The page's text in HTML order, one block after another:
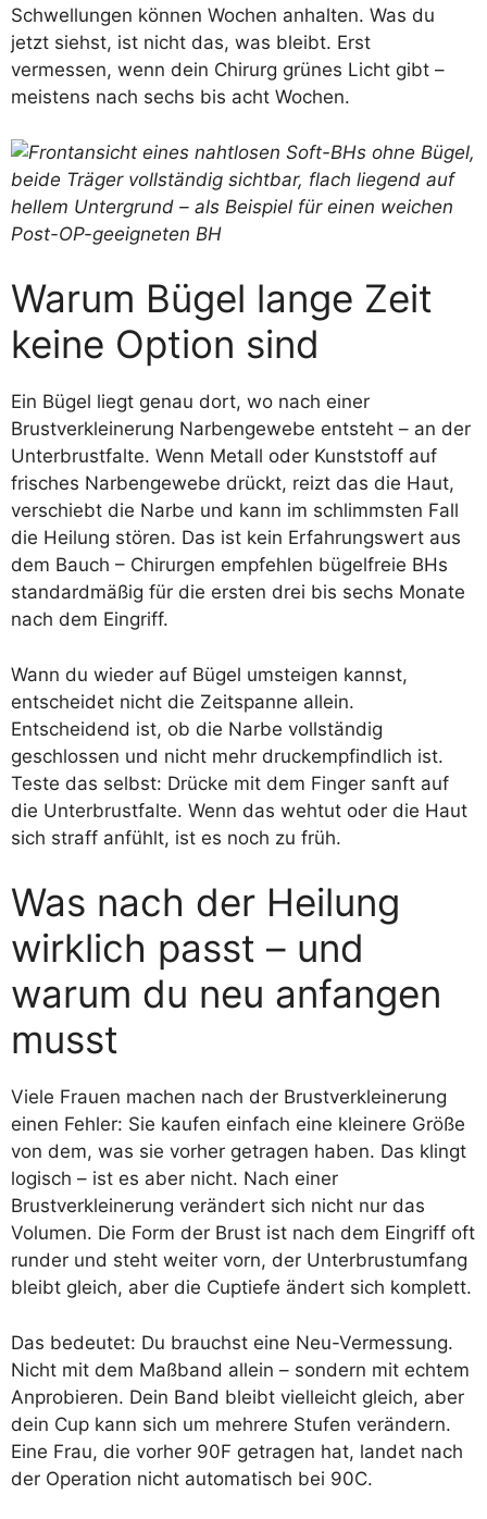
Schwellungen können Wochen anhalten. Was du
jetzt siehst, ist nicht das, was bleibt. Erst
vermessen, wenn dein Chirurg grünes Licht gibt –
meistens nach sechs bis acht Wochen.
Warum Bügel lange Zeit
keine Option sind
Ein Bügel liegt genau dort, wo nach einer
Brustverkleinerung Narbengewebe entsteht – an der
Unterbrustfalte. Wenn Metall oder Kunststoff auf
frisches Narbengewebe drückt, reizt das die Haut,
verschiebt die Narbe und kann im schlimmsten Fall
die Heilung stören. Das ist kein Erfahrungswert aus
dem Bauch – Chirurgen empfehlen bügelfreie BHs
standardmäßig für die ersten drei bis sechs Monate
nach dem Eingriff.
Wann du wieder auf Bügel umsteigen kannst,
entscheidet nicht die Zeitspanne allein.
Entscheidend ist, ob die Narbe vollständig
geschlossen und nicht mehr druckempfindlich ist.
Teste das selbst: Drücke mit dem Finger sanft auf
die Unterbrustfalte. Wenn das wehtut oder die Haut
sich straff anfühlt, ist es noch zu früh.
Was nach der Heilung
wirklich passt – und
warum du neu anfangen
musst
Viele Frauen machen nach der Brustverkleinerung
einen Fehler: Sie kaufen einfach eine kleinere Größe
von dem, was sie vorher getragen haben. Das klingt
logisch – ist es aber nicht. Nach einer
Brustverkleinerung verändert sich nicht nur das
Volumen. Die Form der Brust ist nach dem Eingriff oft
runder und steht weiter vorn, der Unterbrustumfang
bleibt gleich, aber die Cuptiefe ändert sich komplett.
Das bedeutet: Du brauchst eine Neu-Vermessung.
Nicht mit dem Maßband allein – sondern mit echtem
Anprobieren. Dein Band bleibt vielleicht gleich, aber
dein Cup kann sich um mehrere Stufen verändern.
Eine Frau, die vorher 90F getragen hat, landet nach
der Operation nicht automatisch bei 90C.